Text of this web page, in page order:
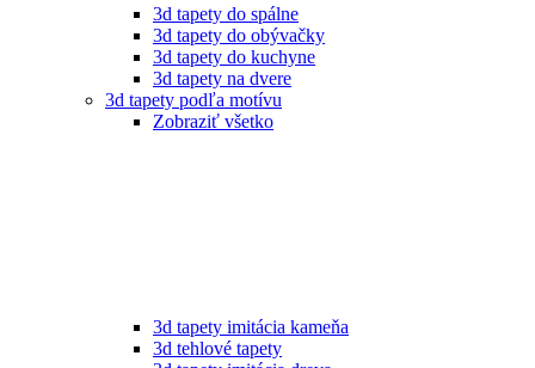
3d tapety do spálne
3d tapety do obývačky
3d tapety do kuchyne
3d tapety na dvere
3d tapety podľa motívu
Zobraziť všetko
3d tapety imitácia kameňa
3d tehlové tapety